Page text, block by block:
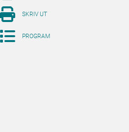
SKRIV UT
PROGRAM